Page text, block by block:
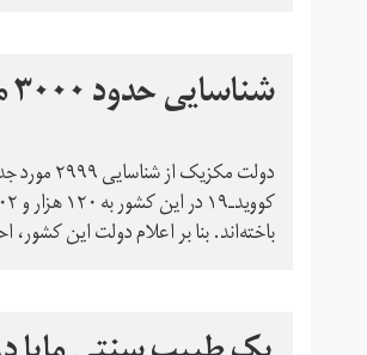
شناسایی حدود ۳۰۰۰ مورد جدید ابتلا به کرونا در مکزیک
دولت
باخته‌اند. بنا بر اعلام دولت این کشور، احتمال